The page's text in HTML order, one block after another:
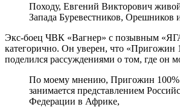
Походу, Евгений Викторович
Запада Буревестников, Орешников
Экс-боец ЧВК «Вагнер» с позывным
категорично. Он уверен, что «Пригожин
поделился рассуждениями о том, где он
По моему мнению, Пригожин 100%
занимается представлением
Федерации в Африке,